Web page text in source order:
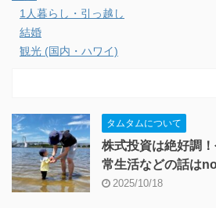
1人暮らし・引っ越し
結婚
観光 (国内・ハワイ)
タムタムについて
株式投資は絶好調
常生活などの話は
2025/10/18